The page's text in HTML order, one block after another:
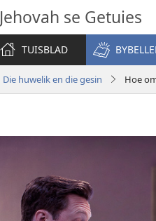
Jehovah se Getuies
TUISBLAD
Die huwelik en die gesin Hoe